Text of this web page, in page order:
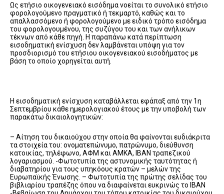
Ως ετήσιο οικογενειακό εισόδημα νοείται το συνολικό ετήσιο
φορολογούμενο πραγματικό ή τεκμαρτό, καθώς και το
απαλλασσόμενο ή φορολογούμενο με ειδικό τρόπο εισόδημα
του φορολογουμένου, της συζύγου του και των ανήλικων
τέκνων από κάθε πηγή. Η παραπάνω κατά περίπτωση
εισοδηματική ενίσχυση δεν λαμβάνεται υπόψη για τον
προσδιορισμό του ετήσιου οικογενειακού εισοδήματος με
βάση το οποίο χορηγείται αυτή.
Η εισοδηματική ενίσχυση καταβάλλεται εφάπαξ από την 1η
Σεπτεμβρίου κάθε ημερολογιακού έτους με την υποβολή των
παρακάτω δικαιολογητικών:
– Αίτηση του δικαιούχου στην οποία θα φαίνονται ευδιάκριτα
τα στοιχεία του: ονοματεπώνυμο, πατρώνυμο, διεύθυνση
κατοικίας, τηλέφωνο, ΑΦΜ και ΑΜΚΑ, ΙΒΑΝ τραπεζικού
λογαριασμού. -Φωτοτυπία της αστυνομικής ταυτότητας ή
διαβατηρίου για τους υπηκόους κρατών – μελών της
Ευρωπαϊκής Ένωσης. – Φωτοτυπία της πρώτης σελίδας του
βιβλιαρίου τραπέζης όπου να διαφαίνεται ευκρινώς το IBAN